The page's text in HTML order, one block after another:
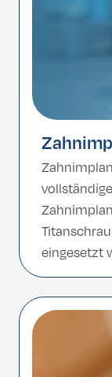
eingesetzt
ersetzen.
versehen,
eine volle